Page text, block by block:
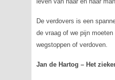
De verdovers is een
de vraag of we pijn moeten
wegstoppen of verdoven.
Jan de Hartog – Het